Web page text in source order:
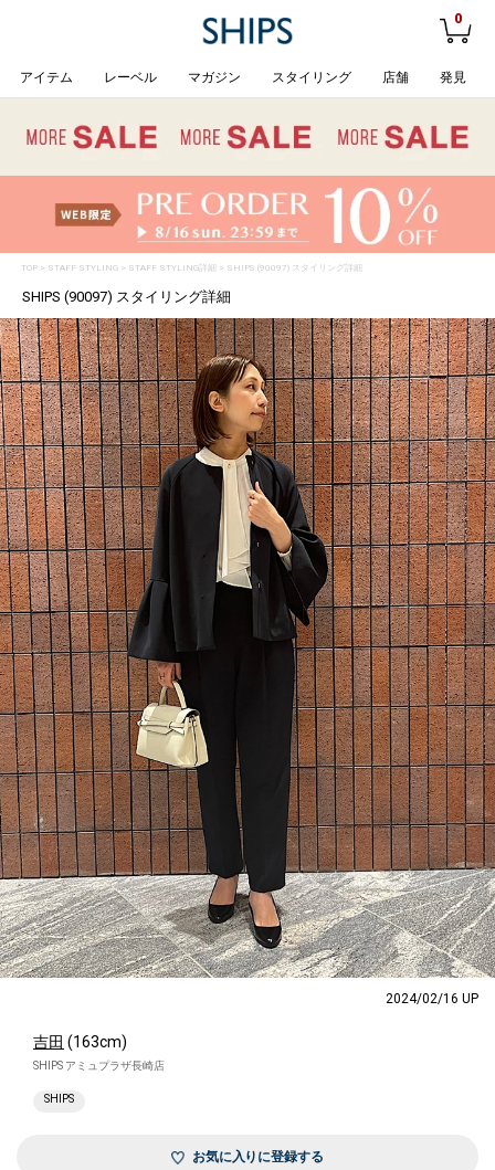
0
アイテム レーベル マガジン スタイリング 店舗 発見
TOP> STAFF STYLING> STAFF STYLING詳細 > SHIPS (90097) スタイリング詳細
SHIPS (90097) スタイリング詳細
2024/02/16 UP
吉田 (163cm)
SHIPS アミュプラザ長崎店
SHIPS
お気に入りに登録する